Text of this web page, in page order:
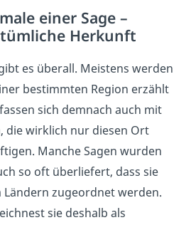
einer Sage –
Herkunft
es überall. Meistens werden
bestimmten Region erzählt
sich demnach auch mit
die wirklich nur diesen Ort
Manche Sagen wurden
so oft überliefert, dass sie
Ländern zugeordnet werden.
sie deshalb als